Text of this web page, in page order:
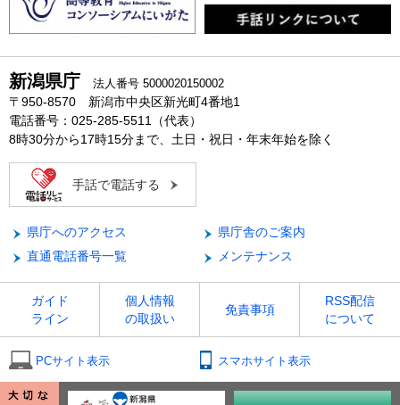
新潟県庁 法人番号 5000020150002
〒950-8570 新潟市中央区新光町4番地1
電話番号：025-285-5511（代表）
8時30分から17時15分まで、土日・祝日・年末年始を除く
手話で電話する
県庁へのアクセス
県庁舎のご案内
直通電話番号一覧
メンテナンス
ガイド
ライン
個人情報
の取扱い
免責事項
RSS配信
について
PCサイト表示 スマホサイト表示